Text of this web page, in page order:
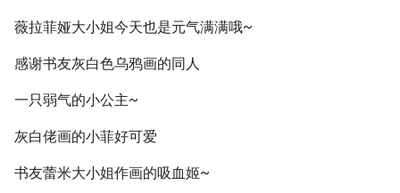
薇拉菲娅大小姐今天也是元气满满哦~
感谢书友灰白色乌鸦画的同人
一只弱气的小公主~
灰白佬画的小菲好可爱
书友蕾米大小姐作画的吸血姬~